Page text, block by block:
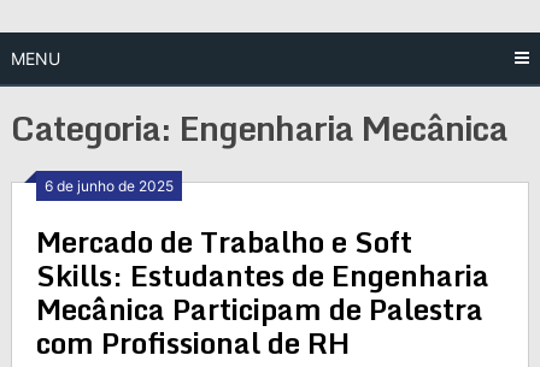
MENU
Categoria: Engenharia Mecânica
6 de junho de 2025
Mercado de Trabalho e Soft
Skills: Estudantes de Engenharia
Mecânica Participam de Palestra
com Profissional de RH